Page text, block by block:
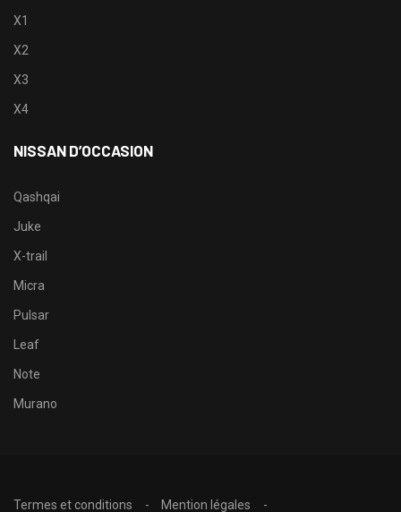
X1
X2
X3
X4
NISSAN D’OCCASION
Qashqai
Juke
X-trail
Micra
Pulsar
Leaf
Note
Murano
Termes et conditions Mention légales